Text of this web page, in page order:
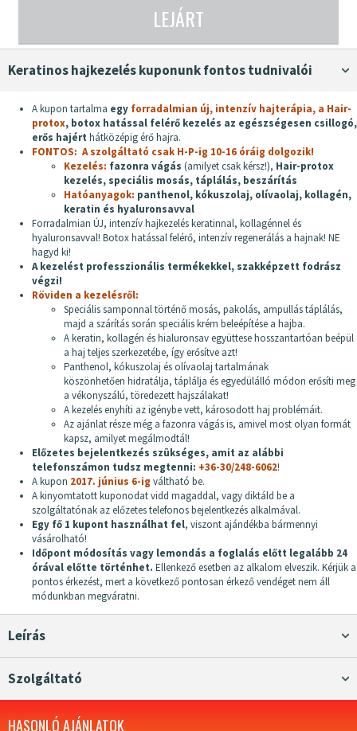
LEJÁRT
keratinos hajkezelés kuponunk fontos tudnivalói
A kupon tartalma egy forradalmian új, intenzív hajterápia, a Hair-
protox, botox hatással felérő kezelés az egészségesen csillogó,
erős hajért hátközépig érő hajra.
FONTOS: A szolgáltató csak H-P-ig 10-16 óráig dolgozik!
Kezelés: fazonra vágás (amilyet csak kérsz!), Hair-protox
kezelés, speciális mosás, táplálás, beszárítás
Hatóanyagok: panthenol, kókuszolaj, olívaolaj, kollagén,
keratin és hyaluronsavval
Forradalmian ÚJ, intenzív hajkezelés keratinnal, kollagénnel és
hyaluronsavval! Botox hatással felérő, intenzív regenerálás a hajnak! NE
hagyd ki!
A kezelést professzionális termékekkel, szakképzett fodrász
végzi!
Röviden a kezelésről:
Speciális samponnal történő mosás, pakolás, ampullás táplálás,
majd a szárítás során speciális krém beleépítése a hajba.
A keratin, kollagén és hialuronsav együttese hosszantartóan beépül
a haj teljes szerkezetébe, így erősítve azt!
Panthenol, kókuszolaj és olívaolaj tartalmának
köszönhetően hidratálja, táplálja és egyedülálló módon erősíti meg
a vékonyszálú, töredezett hajszálakat!
A kezelés enyhíti az igénybe vett, károsodott haj problémáit.
Az ajánlat része még a fazonra vágás is, amivel most olyan formát
kapsz, amilyet megálmodtál!
Előzetes bejelentkezés szükséges, amit az alábbi
telefonszámon tudsz megtenni: +36-30/248-6062!
A kupon 2017. június 6-ig váltható be.
A kinyomtatott kuponodat vidd magaddal, vagy diktáld be a
szolgáltatónak az előzetes telefonos bejelentkezés alkalmával.
Egy fő 1 kupont használhat fel, viszont ajándékba bármennyi
vásárolható!
Időpont módosítás vagy lemondás a foglalás előtt legalább 24
órával előtte történhet. Ellenkező esetben az alkalom elveszik. Kérjük a
pontos érkezést, mert a következő pontosan érkező vendéget nem áll
módunkban megváratni.
Leírás
Szolgáltató
HASONLÓ AJÁNLATOK